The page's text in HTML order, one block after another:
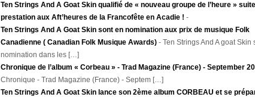
Ten Strings And A Goat Skin qualifié de « nouveau groupe de l’heure »
prestation aux Aft’heures de la Francofête en Acadie ! -
Ten Strings And A Goat Skin sont en nomination aux prix de musique Folk
Canadienne ( Canadian Folk Musique Awards) - Ten Strings And A goat Skin
nomination dans les […]
Chronique de l’album « Corbeau » - Trad Magazine (France) - September
Chronique - Trad Magazine (France) - Septem […]
Ten Strings And A Goat Skin lance son 2ème album CORBEAU et se